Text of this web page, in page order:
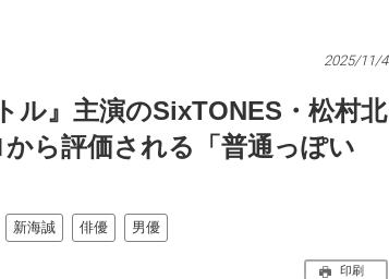
2025/11/4
ル』主演のSixTONES・松村北
ら評価される「普通っぽい
新海誠 俳優 男優
印刷